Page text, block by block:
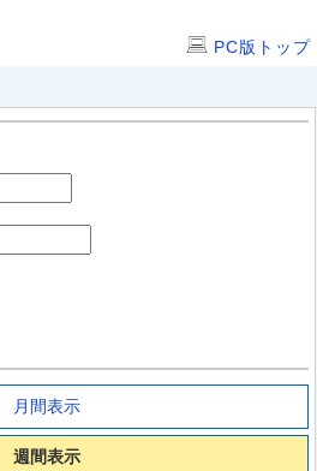
PC版トップ
月間表示
週間表示